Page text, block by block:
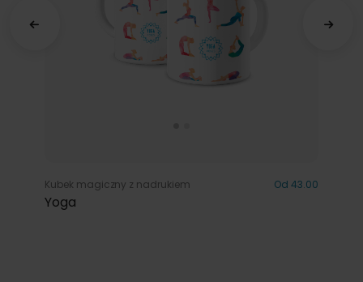
Kubek magiczny z nadrukiem Od 43.00
Yoga